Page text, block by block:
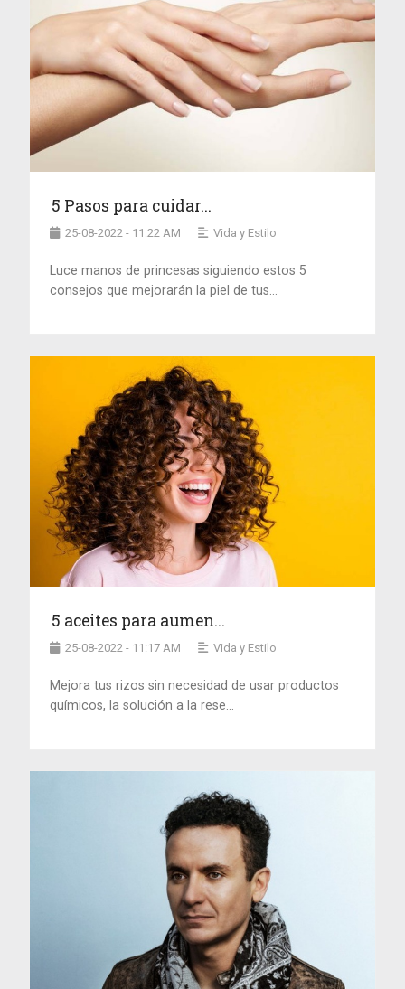
5 Pasos para cuidar...
25-08-2022 - 11:22 AM Vida y Estilo
Luce manos de princesas siguiendo estos 5
consejos que mejorarán la piel de tus...
5 aceites para aumen...
25-08-2022 - 11:17 AM Vida y Estilo
Mejora tus rizos sin necesidad de usar productos
químicos, la solución a la rese...